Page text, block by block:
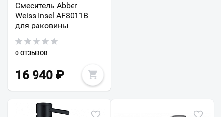
Смеситель Abber
Weiss Insel AF8011B
для раковины
0 ОТЗЫВОВ
16 940 ₽